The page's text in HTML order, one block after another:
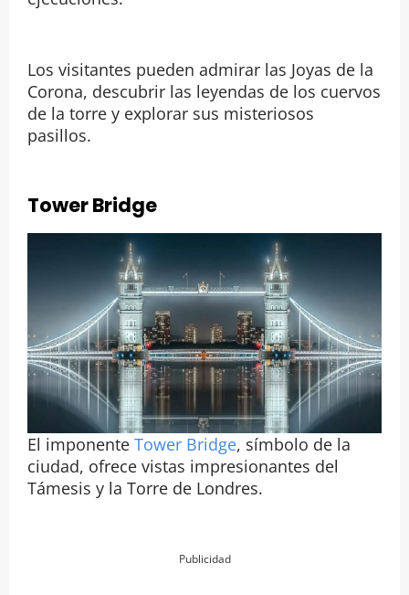
Los visitantes pueden admirar las Joyas de la
Corona, descubrir las leyendas de los cuervos
de la torre y explorar sus misteriosos
pasillos.
Tower Bridge
El imponente Tower Bridge, símbolo de la
ciudad, ofrece vistas impresionantes del
Támesis y la Torre de Londres.
Publicidad